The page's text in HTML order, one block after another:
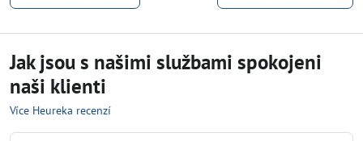
Jak jsou s našimi službami spokojeni
naši klienti
Více Heureka recenzí